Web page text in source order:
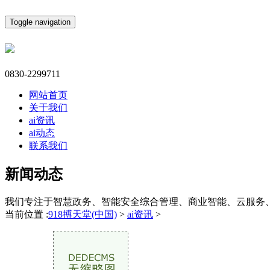
Toggle navigation
0830-2299711
网站首页
关于我们
ai资讯
ai动态
联系我们
新闻动态
我们专注于智慧政务、智能安全综合管理、商业智能、云服务
当前位置 :918搏天堂(中国) > ai资讯 >